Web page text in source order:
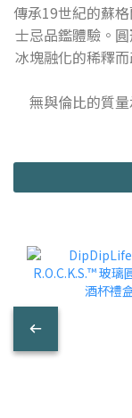
傳承19世紀的蘇
士忌品鑑體驗。
冰塊融化的稀釋
無與倫比的質